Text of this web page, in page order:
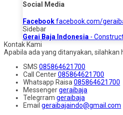
Social Media
Facebookfacebook.com/
Sidebar
Gerai Baja Indonesia -
Kontak Kami
Apabila ada yang ditanyakan, silahkan
SMS 085864621700
Call Center085864621700
Whatsapp Raisa 085864621700
Messengergeraibaja
Telegrram geraibaja
Email geraibajaindo@gmail.com